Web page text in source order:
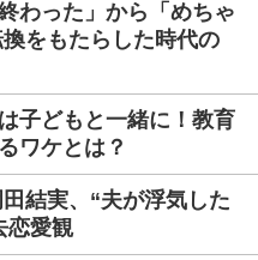
わった」から「めちゃ
をもたらした時代の
子どもと一緒に！教育
ワケとは？
結実、“夫が浮気した
恋愛観